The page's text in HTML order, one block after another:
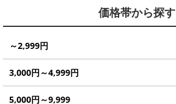
価格帯から探す
～2,999円
3,000円～4,999円
5,000円～9,999